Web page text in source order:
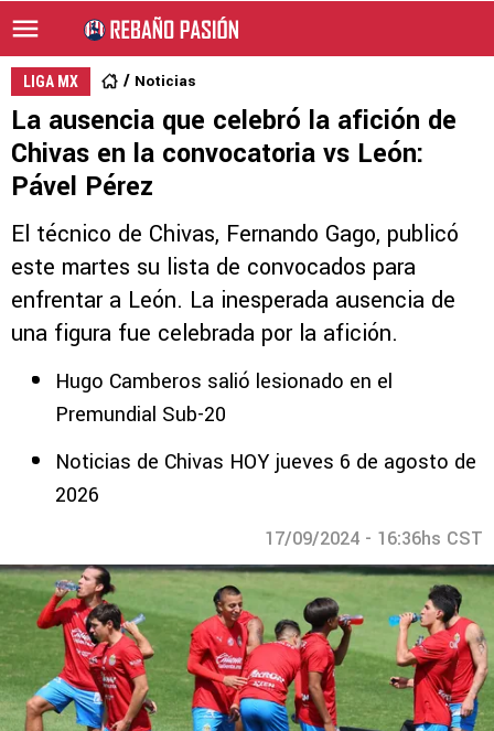
LIGA MX Noticias
La ausencia que celebró la afición de
Chivas en la convocatoria vs León:
Pável Pérez
El técnico de Chivas, Fernando Gago, publicó
este martes su lista de convocados para
enfrentar a León. La inesperada ausencia de
una figura fue celebrada por la afición.
Hugo Camberos salió lesionado en el
Premundial Sub-20
Noticias de Chivas HOY jueves 6 de agosto de
2026
17/09/2024 - 16:36hs CST